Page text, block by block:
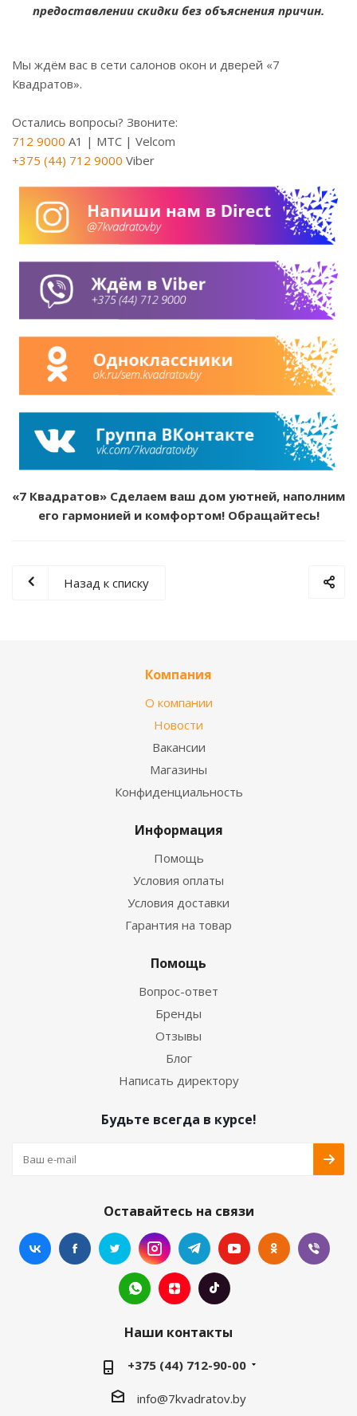
предоставлении скидки без объяснения причин.
Мы ждём вас в сети салонов окон и дверей «7
Квадратов».
Остались вопросы? Звоните:
712 9000 A1 | МТС | Velcom
+375 (44) 712 9000 Viber
«7 Квадратов» Сделаем ваш дом уютней, наполним
его гармонией и комфортом! Обращайтесь!
Назад к списку
Компания
О компании
Новости
Вакансии
Магазины
Конфиденциальность
Информация
Помощь
Условия оплаты
Условия доставки
Гарантия на товар
Помощь
Вопрос-ответ
Бренды
Отзывы
Блог
Написать директору
Будьте всегда в курсе!
Оставайтесь на связи
Наши контакты
+375 (44) 712-90-00
info@7kvadratov.by